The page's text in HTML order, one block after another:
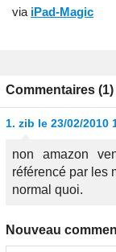
via iPad-Magic
Commentaires (1)
1. zib le 23/02/2010
non amazon
référencé par les
normal quoi.
Nouveau